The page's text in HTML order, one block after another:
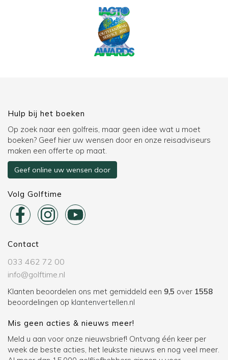
Hulp bij het boeken
Op zoek naar een golfreis, maar geen idee wat u moet
boeken? Geef hier uw wensen door en onze reisadviseurs
maken een offerte op maat.
Geef online uw wensen door
Volg Golftime
Contact
033 462 72 00
info@golftime.nl
Klanten beoordelen ons met gemiddeld een 9,5 over 1558
beoordelingen op klantenvertellen.nl
Mis geen acties & nieuws meer!
Meld u aan voor onze nieuwsbrief! Ontvang één keer per
week de beste acties, het leukste nieuws en nog veel meer.